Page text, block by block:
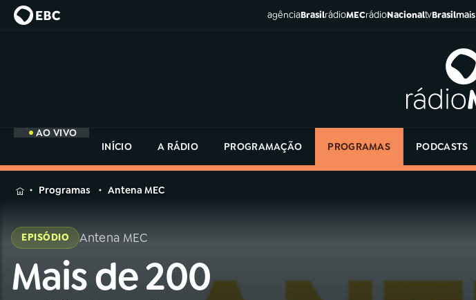
agênciaBrasilrádioMECrádioNacionaltvBrasilmais
AO VIVO
INÍCIO
A RÁDIO PROGRAMAÇÃO PROGRAMAS PODCASTS
MENU
Buscar
na
Rádio
na
Rádio
Programas Antena MEC
EPISÓDIO Antena MEC
Mais de 200